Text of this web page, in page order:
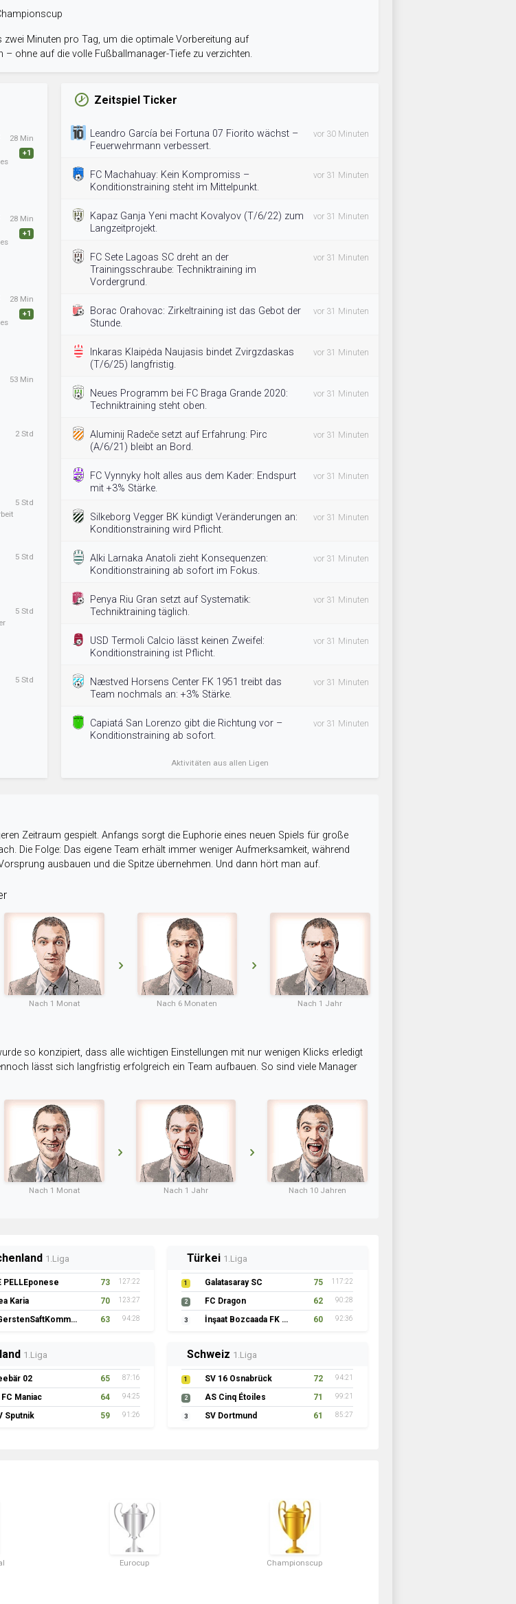
Minuten pro Tag, um die optimale Vorbereitung auf
ohne auf die volle Fußballmanager-Tiefe zu verzichten.
28 Min
+1
28 Min
+1
28 Min
+1
53 Min
2 Std
5 Std
5 Std
5 Std
5 Std
Zeitspiel Ticker
Leandro García bei Fortuna 07 Fiorito wächst –
Feuerwehrmann verbessert.
vor 30 Minuten
FC Machahuay: Kein Kompromiss –
Konditionstraining steht im Mittelpunkt.
vor 31 Minuten
Kapaz Ganja Yeni macht Kovalyov (T/6/22) zum
Langzeitprojekt.
vor 31 Minuten
FC Sete Lagoas SC dreht an der
Trainingsschraube: Techniktraining im
Vordergrund.
vor 31 Minuten
Borac Orahovac: Zirkeltraining ist das Gebot der
Stunde.
vor 31 Minuten
Inkaras Klaipėda Naujasis bindet Zvirgzdaskas
(T/6/25) langfristig.
vor 31 Minuten
Neues Programm bei FC Braga Grande 2020:
Techniktraining steht oben.
vor 31 Minuten
Aluminij Radeče setzt auf Erfahrung: Pirc
(A/6/21) bleibt an Bord.
vor 31 Minuten
FC Vynnyky holt alles aus dem Kader: Endspurt
mit +3% Stärke.
vor 31 Minuten
Silkeborg Vegger BK kündigt Veränderungen an:
Konditionstraining wird Pflicht.
vor 31 Minuten
Alki Larnaka Anatoli zieht Konsequenzen:
Konditionstraining ab sofort im Fokus.
vor 31 Minuten
Penya Riu Gran setzt auf Systematik:
Techniktraining täglich.
vor 31 Minuten
USD Termoli Calcio lässt keinen Zweifel:
Konditionstraining ist Pflicht.
vor 31 Minuten
Næstved Horsens Center FK 1951 treibt das
Team nochmals an: +3% Stärke.
vor 31 Minuten
Capiatá San Lorenzo gibt die Richtung vor –
Konditionstraining ab sofort.
vor 31 Minuten
Aktivitäten aus allen Ligen
Zeitraum gespielt. Anfangs sorgt die Euphorie eines neuen Spiels für große
Die Folge: Das eigene Team erhält immer weniger Aufmerksamkeit, während
ausbauen und die Spitze übernehmen. Und dann hört man auf.
Nach 1 Monat Nach 6 Monaten Nach 1 Jahr
so konzipiert, dass alle wichtigen Einstellungen mit nur wenigen Klicks erledigt
lässt sich langfristig erfolgreich ein Team aufbauen. So sind viele Manager
Nach 1 Monat Nach 1 Jahr Nach 10 Jahren
1.Liga
PELLEponese 73 127:22
Karia 70 123:27
>GerstenSaftKommando 63 94:28
Türkei 1.Liga
1 Galatasaray SC 75 117:22
2 FC Dragon 62 90:28
3 İnşaat Bozcaada FK 1957 60 92:36
1.Liga
02 65 87:16
FC Maniac 64 94:25
Sputnik 59 91:26
Schweiz 1.Liga
1 SV 16 Osnabrück 72 94:21
2 AS Cinq Étoiles 71 99:21
3 SV Dortmund 61 85:27
Eurocup Championscup